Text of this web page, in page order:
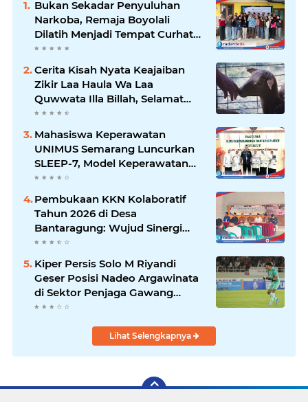
Bukan Sekadar Penyuluhan
Narkoba, Remaja Boyolali
Dilatih Menjadi Tempat Curhat
yang Aman bagi Temannya
Cerita Kisah Nyata Keajaiban
Zikir Laa Haula Wa Laa
Quwwata Illa Billah, Selamat
dan Membawa Ratusan
Kambing
Mahasiswa Keperawatan
UNIMUS Semarang Luncurkan
SLEEP-7, Model Keperawatan
Digital Hibrida Berbasis Riset
untuk Tingkatkan Kualitas Tidur
Pasien Hipertensi
Pembukaan KKN Kolaboratif
Tahun 2026 di Desa
Bantaragung: Wujud Sinergi
Perguruan Tinggi dalam
Pemberdayaan Masyarakat
Kiper Persis Solo M Riyandi
Geser Posisi Nadeo Argawinata
di Sektor Penjaga Gawang
Timnas Indonesia
Lihat Selengkapnya